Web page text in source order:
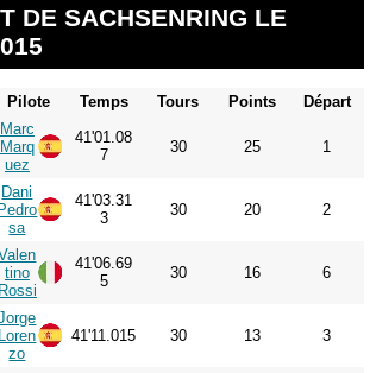
DE SACHSENRING LE
Pilote Temps Tours Points Départ
Marc
Marq
uez
41'01.08
7
30 25 1
Dani
Pedro
sa
41'03.31
3
30 20 2
tino
Rossi
41'06.69
5
30 16 6
Loren
zo
41'11.015 30 13 3